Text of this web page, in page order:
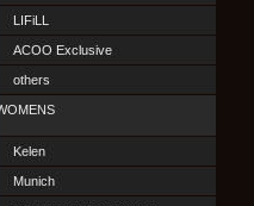
LIFiLL
ACOO Exclusive
others
Kelen
Munich